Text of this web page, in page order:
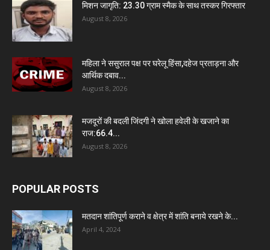
मिशन जागृति: 23.30 ग्राम स्मैक के साथ तस्कर गिरफ्तार
August 8, 2026
महिला ने ससुराल पक्ष पर घरेलू हिंसा,दहेज प्रताड़ना और
आर्थिक दबाव...
August 8, 2026
मजदूरों की बदली जिंदगी ने खोला हवेली के खजाने का
राज:66.4...
August 8, 2026
POPULAR POSTS
मतदान शांतिपूर्ण कराने व क्षेत्र में शांति बनाये रखने के...
April 4, 2024